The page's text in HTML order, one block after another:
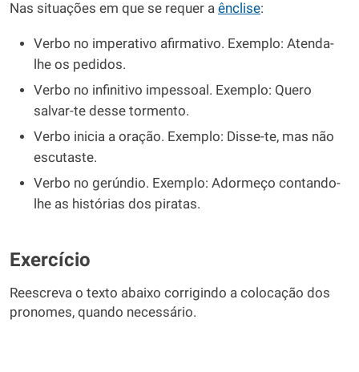
Nas situações em que se requer a ênclise:
Verbo no imperativo afirmativo. Exemplo: Atenda-
lhe os pedidos.
Verbo no infinitivo impessoal. Exemplo: Quero
salvar-te desse tormento.
Verbo inicia a oração. Exemplo: Disse-te, mas não
escutaste.
Verbo no gerúndio. Exemplo: Adormeço contando-
lhe as histórias dos piratas.
Exercício
Reescreva o texto abaixo corrigindo a colocação dos
pronomes, quando necessário.